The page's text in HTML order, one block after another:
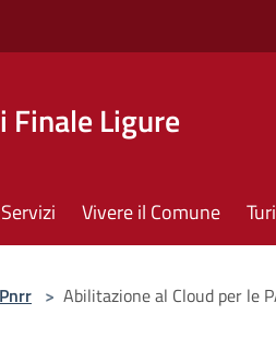
Finale Ligure
Servizi Vivere il Comune
> Abilitazione al Cloud per le